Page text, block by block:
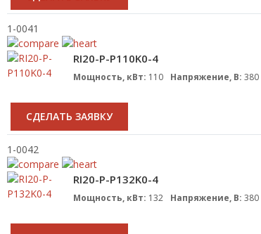
1-0041
RI20-P-P110K0-4
Мощность, кВт: 110 Напряжение, В: 380
CДЕЛАТЬ ЗАЯВКУ
1-0042
RI20-P-P132K0-4
Мощность, кВт: 132 Напряжение, В: 380